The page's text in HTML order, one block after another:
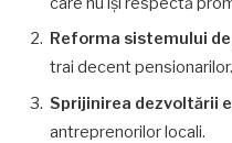
Reforma sistemului
trai decent pensionarilor.
Sprijinirea dezvoltării
antreprenorilor locali.